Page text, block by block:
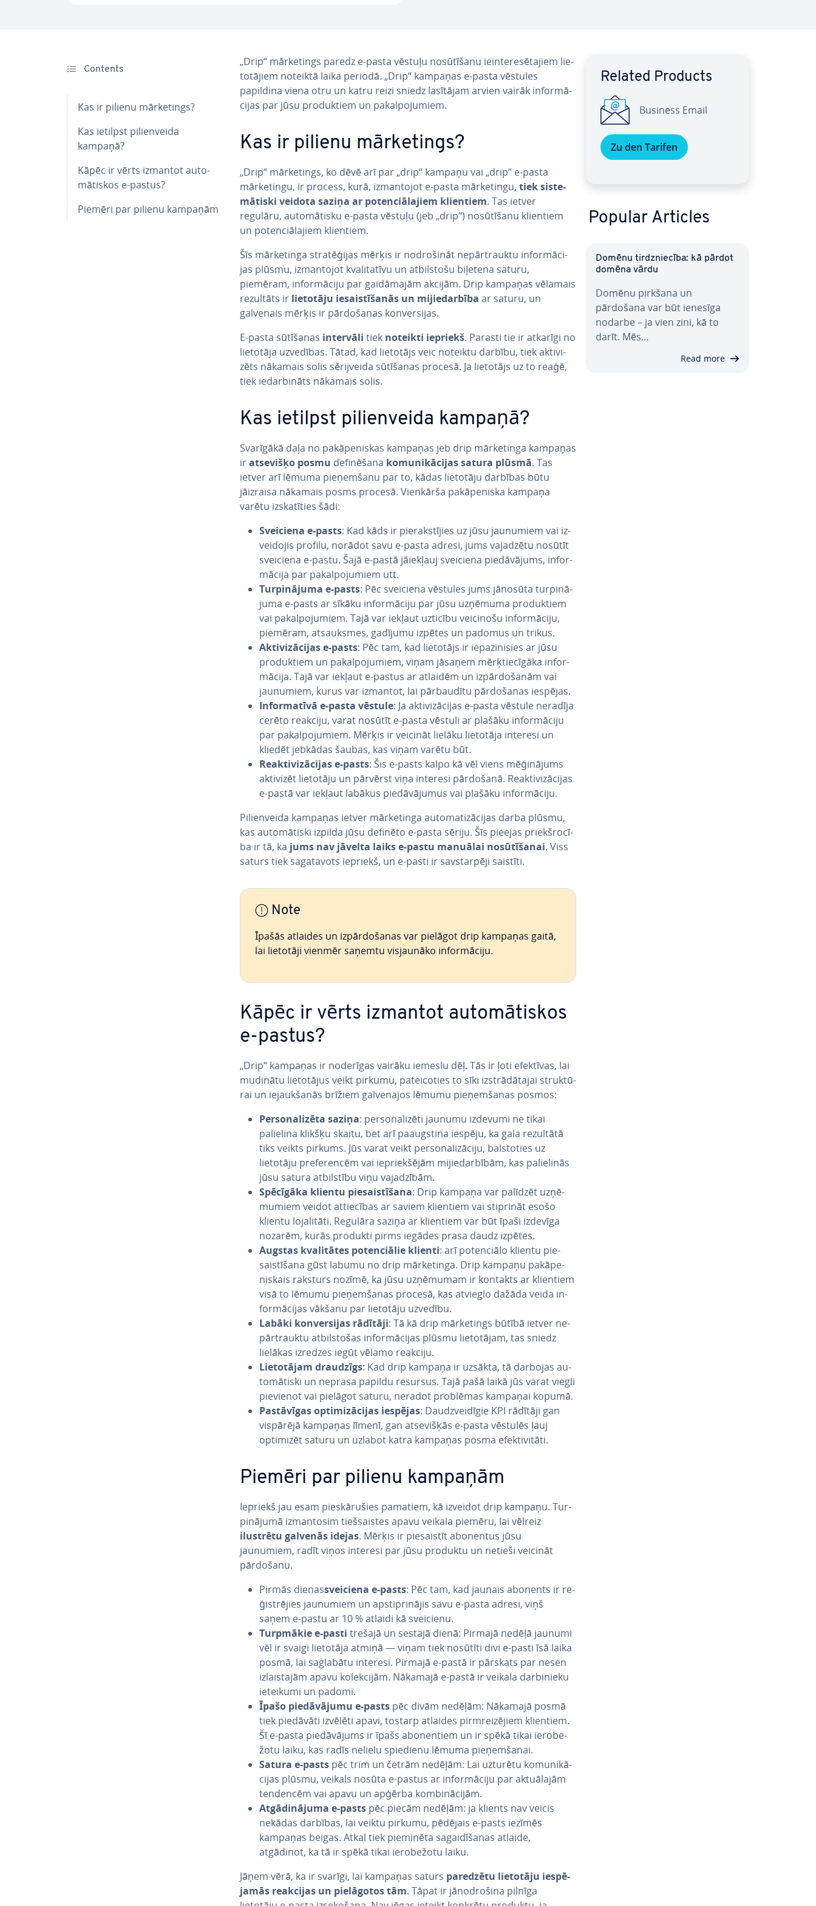
Contents
Kas ir pilienu mārke­tings?
Kas ietilpst pi­lien­vei­da
kampaņā?
Kāpēc ir vērts izmantot au­to­
mā­tis­kos e-pastus?
Piemēri par pilienu kampaņām
„Drip“ mārke­tings paredz e-pasta vēstuļu no­sū­tī­ša­nu ie­in­te­re­sē­ta­jiem lie­
to­tā­jiem noteiktā laika periodā. „Drip“ kampaņas e-pasta vēstules
papildina viena otru un katru reizi sniedz lasītājam arvien vairāk in­for­mā­
ci­jas par jūsu pro­duk­tiem un pa­kal­po­ju­miem.
Kas ir pilienu mārke­tings?
„Drip“ mārke­tings, ko dēvē arī par „drip“ kampaņu vai „drip“ e-pasta
mārke­tin­gu, ir process, kurā, iz­man­to­jot e-pasta mārke­tin­gu, tiek sis­te­
mā­tis­ki veidota saziņa ar po­ten­ciā­la­jiem klientiem. Tas ietver
regulāru, au­to­mā­tis­ku e-pasta vēstuļu (jeb „drip“) no­sū­tī­ša­nu klientiem
un po­ten­ciā­la­jiem klientiem.
Šīs mārke­tin­ga stra­tē­ģi­jas mērķis ir no­dro­ši­nāt ne­pār­trauk­tu in­for­mā­ci­
jas plūsmu, iz­man­to­jot kva­li­ta­tī­vu un at­bil­sto­šu biļetena saturu,
piemēram, in­for­mā­ci­ju par gai­dā­ma­jām akcijām. Drip kampaņas vēlamais
rezultāts ir lietotāju ie­sais­tī­ša­nās un mi­jie­dar­bī­ba ar saturu, un
galvenais mērķis ir pār­do­ša­nas kon­ver­si­jas.
E-pasta sūtīšanas intervāli tiek noteikti iepriekš. Parasti tie ir atkarīgi no
lietotāja uzvedības. Tātad, kad lietotājs veic noteiktu darbību, tiek ak­ti­vi­
zēts nākamais solis sē­rij­vei­da sūtīšanas procesā. Ja lietotājs uz to reaģē,
tiek ie­dar­bi­nāts nākamais solis.
Kas ietilpst pi­lien­vei­da kampaņā?
Svarīgākā daļa no pa­kā­pe­nis­kas kampaņas jeb drip mārke­tin­ga kampaņas
iratsevišķo posmu de­fi­nē­ša­na ko­mu­ni­kā­ci­jas satura plūsmā. Tas
ietver arī lēmuma pie­ņem­ša­nu par to, kādas lietotāju darbības būtu
jāizraisa nākamais posms procesā. Vienkārša pa­kā­pe­nis­ka kampaņa
varētu iz­ska­tī­ties šādi:
Sveiciena e-pasts: Kad kāds ir pie­rak­stī­jies uz jūsu jaunumiem vai iz­
vei­do­jis profilu, norādot savu e-pasta adresi, jums vajadzētu nosūtīt
sveiciena e-pastu. Šajā e-pastā jāiekļauj sveiciena pie­dā­vā­jums, in­for­
mā­ci­ja par pa­kal­po­ju­miem utt.
Tur­pi­nā­ju­ma e-pasts: Pēc sveiciena vēstules jums jānosūta tur­pi­nā­
ju­ma e-pasts ar sīkāku in­for­mā­ci­ju par jūsu uzņēmuma pro­duk­tiem
vai pa­kal­po­ju­miem. Tajā var iekļaut uzticību veicinošu in­for­mā­ci­ju,
piemēram, at­sauk­smes, gadījumu izpētes un padomus un trikus.
Ak­ti­vi­zā­ci­jas e-pasts: Pēc tam, kad lietotājs ir ie­pa­zi­ni­sies ar jūsu
pro­duk­tiem un pa­kal­po­ju­miem, viņam jāsaņem mēr­ķtie­cī­gā­ka in­for­
mā­ci­ja. Tajā var iekļaut e-pastus ar atlaidēm un iz­pār­do­ša­nām vai
jaunumiem, kurus var izmantot, lai pār­bau­dī­tu pār­do­ša­nas iespējas.
In­for­ma­tī­vā e-pasta vēstule: Ja ak­ti­vi­zā­ci­jas e-pasta vēstule neradīja
cerēto reakciju, varat nosūtīt e-pasta vēstuli ar plašāku in­for­mā­ci­ju
par pa­kal­po­ju­miem. Mērķis ir veicināt lielāku lietotāja interesi un
kliedēt jebkādas šaubas, kas viņam varētu būt.
Reak­ti­vi­zā­ci­jas e-pasts: Šis e-pasts kalpo kā vēl viens mē­ģi­nā­jums
aktivizēt lietotāju un pārvērst viņa interesi pārdošanā. Reak­ti­vi­zā­ci­jas
e-pastā var iekļaut labākus pie­dā­vā­ju­mus vai plašāku in­for­mā­ci­ju.
Pi­lien­vei­da kampaņas ietver mārke­tin­ga au­to­ma­ti­zā­ci­jas darba plūsmu,
kas au­to­mā­tis­ki izpilda jūsu definēto e-pasta sēriju. Šīs pieejas priekš­ro­cī­
ba ir tā, ka jums nav jāvelta laiks e-pastu manuālai no­sū­tī­ša­nai. Viss
saturs tiek sa­ga­ta­vots iepriekš, un e-pasti ir sav­star­pē­ji saistīti.
Note
Īpašās atlaides un iz­pār­do­ša­nas var pielāgot drip kampaņas gaitā,
lai lietotāji vienmēr saņemtu vis­jau­nā­ko in­for­mā­ci­ju.
Kāpēc ir vērts izmantot au­to­mā­tis­kos
e-pastus?
„Drip“ kampaņas ir noderīgas vairāku iemeslu dēļ. Tās ir ļoti efektīvas, lai
mudinātu lie­to­tā­jus veikt pirkumu, pa­tei­co­ties to sīki iz­strā­dā­ta­jai struk­tū­
rai un ie­jauk­ša­nās brīžiem gal­ve­na­jos lēmumu pie­ņem­ša­nas posmos:
Per­so­na­li­zē­ta saziņa: per­so­na­li­zē­ti jaunumu izdevumi ne tikai
palielina klikšķu skaitu, bet arī pa­augst­i­na iespēju, ka gala rezultātā
tiks veikts pirkums. Jūs varat veikt per­so­na­li­zā­ci­ju, bal­sto­ties uz
lietotāju pre­fe­ren­cēm vai ie­priek­šē­jām mi­jie­dar­bī­bām, kas pa­lie­li­nās
jūsu satura at­bil­stī­bu viņu va­ja­dzī­bām.
Spēcīgāka klientu pie­sais­tī­ša­na: Drip kampaņa var palīdzēt uz­ņē­
mu­miem veidot at­tie­cī­bas ar saviem klientiem vai stiprināt esošo
klientu lo­ja­li­tā­ti. Regulāra saziņa ar klientiem var būt īpaši izdevīga
nozarēm, kurās produkti pirms iegādes prasa daudz izpētes.
Augstas kva­li­tā­tes po­ten­ciā­lie klienti: arī po­ten­ciā­lo klientu pie­
sais­tī­ša­na gūst labumu no drip mārke­tin­ga. Drip kampaņu pa­kā­pe­
nis­kais raksturs nozīmē, ka jūsu uzņēmumam ir kontakts ar klientiem
visā to lēmumu pie­ņem­ša­nas procesā, kas atvieglo dažāda veida in­
for­mā­ci­jas vākšanu par lietotāju uzvedību.
Labāki kon­ver­si­jas rādītāji: Tā kā drip mārke­tings būtībā ietver ne­
pār­trauk­tu at­bil­sto­šas in­for­mā­ci­jas plūsmu lie­to­tā­jam, tas sniedz
lielākas izredzes iegūt vēlamo reakciju.
Lie­to­tā­jam draudzīgs: Kad drip kampaņa ir uzsākta, tā darbojas au­
to­mā­tis­ki un neprasa papildu resursus. Tajā pašā laikā jūs varat viegli
pievienot vai pielāgot saturu, neradot problēmas kampaņai kopumā.
Pa­stā­vī­gas op­ti­mi­zā­ci­jas iespējas: Daudz­vei­dī­gie KPI rādītāji gan
vispārējā kampaņas līmenī, gan at­se­viš­ķās e-pasta vēstulēs ļauj
optimizēt saturu un uzlabot katra kampaņas posma efek­ti­vi­tā­ti.
Piemēri par pilienu kampaņām
Iepriekš jau esam pie­skā­ru­šies pamatiem, kā izveidot drip kampaņu. Tur­
pi­nā­ju­mā iz­man­to­sim tiešsais­tes apavu veikala piemēru, lai vēlreiz
ilustrētu galvenās idejas. Mērķis ir pie­sais­tīt abonentus jūsu
jaunumiem, radīt viņos interesi par jūsu produktu un netieši veicināt
pārdošanu.
Pirmās dienassveiciena e-pasts: Pēc tam, kad jaunais abonents ir re­
ģis­trē­jies jaunumiem un ap­stip­ri­nā­jis savu e-pasta adresi, viņš
saņem e-pastu ar 10 % atlaidi kā sveicienu.
Turpmākie e-pasti trešajā un sestajā dienā: Pirmajā nedēļā jaunumi
vēl ir svaigi lietotāja atmiņā — viņam tiek nosūtīti divi e-pasti īsā laika
posmā, lai saglabātu interesi. Pirmajā e-pastā ir pārskats par nesen
iz­lais­ta­jām apavu ko­lek­ci­jām. Nākamajā e-pastā ir veikala dar­bi­nie­ku
ieteikumi un padomi.
Īpašo pie­dā­vā­ju­mu e-pasts pēc divām nedēļām: Nākamajā posmā
tiek piedāvāti izvēlēti apavi, tostarp atlaides pirm­rei­zē­jiem klientiem.
Šī e-pasta pie­dā­vā­jums ir īpašs abo­nen­tiem un ir spēkā tikai ie­ro­be­
žo­tu laiku, kas radīs nelielu spiedienu lēmuma pie­ņem­ša­nai.
Satura e-pasts pēc trim un četrām nedēļām: Lai uzturētu ko­mu­ni­kā­
ci­jas plūsmu, veikals nosūta e-pastus ar in­for­mā­ci­ju par ak­tuā­la­jām
tendencēm vai apavu un apģērba kom­bi­nā­ci­jām.
At­gā­di­nā­ju­ma e-pasts pēc piecām nedēļām: ja klients nav veicis
nekādas darbības, lai veiktu pirkumu, pēdējais e-pasts iezīmēs
kampaņas beigas. Atkal tiek pieminēta sa­gai­dī­ša­nas atlaide,
atgādinot, ka tā ir spēkā tikai ie­ro­be­žo­tu laiku.
Jāņem vērā, ka ir svarīgi, lai kampaņas saturs paredzētu lietotāju ie­spē­
ja­mās reakcijas un pie­lā­go­tos tām. Tāpat ir jā­no­d­ro­ši­na pilnīga
Related Products
Business Email
Zu den Tarifen
Popular Articles
Domēnu tirdznie­cī­ba: kā pārdot
domēna vārdu
Domēnu pirkšana un
pārdošana var būt ienesīga
nodarbe – ja vien zini, kā to
darīt. Mēs…
Read more